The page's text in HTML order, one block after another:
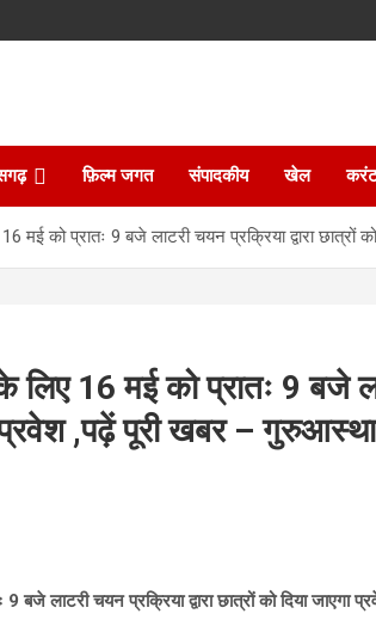
फ़िल्म जगत संपादकीय खेल
मई को प्रातः 9 बजे लाटरी चयन प्रक्रिया द्वारा
लिए 16 मई को प्रातः 9 बजे
प्रवेश ,पढ़ें पूरी खबर –
बजे लाटरी चयन प्रक्रिया द्वारा छात्रों को दिया जाएगा